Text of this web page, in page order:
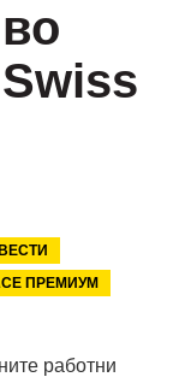
ВЕСТИ
ПРЕМИУМ
работни